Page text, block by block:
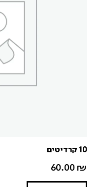
10 קרדיטים
60.00 ₪